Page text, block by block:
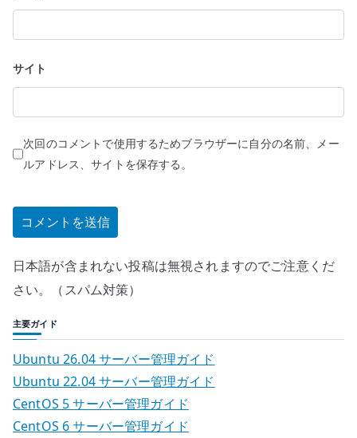
サイト
次回のコメントで使用するためブラウザーに自分の名前、メー
ルアドレス、サイトを保存する。
日本語が含まれない投稿は無視されますのでご注意くだ
さい。（スパム対策）
主要ガイド
Ubuntu 26.04 サーバー管理ガイド
Ubuntu 22.04 サーバー管理ガイド
CentOS 5 サーバー管理ガイド
CentOS 6 サーバー管理ガイド